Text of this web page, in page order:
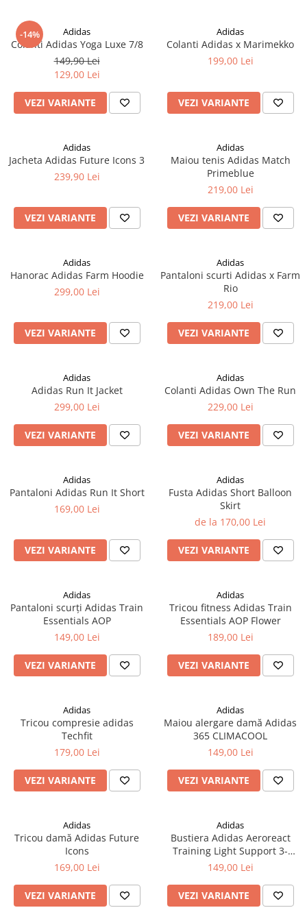
-14% Adidas
Colanti Adidas Yoga Luxe 7/8
149,90 Lei
129,00 Lei
VEZI VARIANTE
Adidas
Colanti Adidas x Marimekko
199,00 Lei
VEZI VARIANTE
Adidas
Jacheta Adidas Future Icons 3
239,90 Lei
VEZI VARIANTE
Adidas
Maiou tenis Adidas Match
Primeblue
219,00 Lei
VEZI VARIANTE
Adidas
Hanorac Adidas Farm Hoodie
299,00 Lei
VEZI VARIANTE
Adidas
Pantaloni scurti Adidas x Farm
Rio
219,00 Lei
VEZI VARIANTE
Adidas
Adidas Run It Jacket
299,00 Lei
VEZI VARIANTE
Adidas
Colanti Adidas Own The Run
229,00 Lei
VEZI VARIANTE
Adidas
Pantaloni Adidas Run It Short
169,00 Lei
VEZI VARIANTE
Adidas
Fusta Adidas Short Balloon
Skirt
de la 170,00 Lei
VEZI VARIANTE
Adidas
Pantaloni scurți Adidas Train
Essentials AOP
149,00 Lei
VEZI VARIANTE
Adidas
Tricou fitness Adidas Train
Essentials AOP Flower
189,00 Lei
VEZI VARIANTE
Adidas
Tricou compresie adidas
Techfit
179,00 Lei
VEZI VARIANTE
Adidas
Maiou alergare damă Adidas
365 CLIMACOOL
149,00 Lei
VEZI VARIANTE
Adidas
Tricou damă Adidas Future
Icons
169,00 Lei
VEZI VARIANTE
Adidas
Bustiera Adidas Aeroreact
Training Light Support 3-
Stripes
149,00 Lei
VEZI VARIANTE